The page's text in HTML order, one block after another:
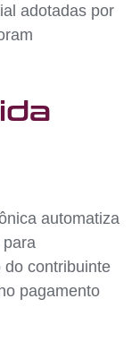
adotadas por
automatiza
do contribuinte
pagamento